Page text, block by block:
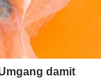
damit